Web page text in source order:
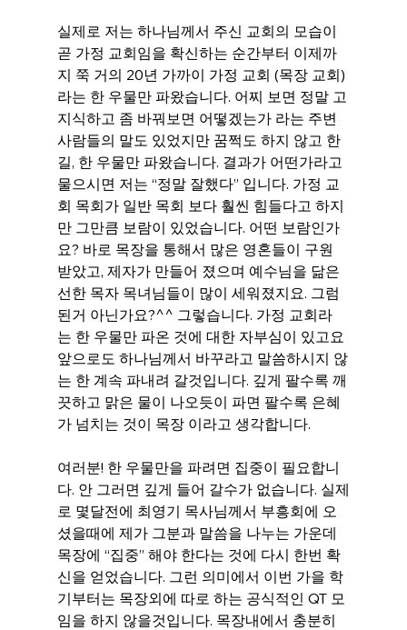
실제로 저는 하나님께서 주신 교회의 모습이
곧 가정 교회임을 확신하는 순간부터 이제까
지 쭉 거의 20년 가까이 가정 교회 (목장 교회)
라는 한 우물만 파왔습니다. 어찌 보면 정말 고
지식하고 좀 바꿔보면 어떻겠는가 라는 주변
사람들의 말도 있었지만 꿈쩍도 하지 않고 한
길, 한 우물만 파왔습니다. 결과가 어떤가라고
물으시면 저는 “정말 잘했다” 입니다. 가정 교
회 목회가 일반 목회 보다 훨씬 힘들다고 하지
만 그만큼 보람이 있었습니다. 어떤 보람인가
요? 바로 목장을 통해서 많은 영혼들이 구원
받았고, 제자가 만들어 졌으며 예수님을 닮은
선한 목자 목녀님들이 많이 세워졌지요. 그럼
된거 아닌가요?^^ 그렇습니다. 가정 교회라
는 한 우물만 파온 것에 대한 자부심이 있고요
앞으로도 하나님께서 바꾸라고 말씀하시지 않
는 한 계속 파내려 갈것입니다. 깊게 팔수록 깨
끗하고 맑은 물이 나오듯이 파면 팔수록 은혜
가 넘치는 것이 목장 이라고 생각합니다.
여러분! 한 우물만을 파려면 집중이 필요합니
다. 안 그러면 깊게 들어 갈수가 없습니다. 실제
로 몇달전에 최영기 목사님께서 부흥회에 오
셨을때에 제가 그분과 말씀을 나누는 가운데
목장에 “집중” 해야 한다는 것에 다시 한번 확
신을 얻었습니다. 그런 의미에서 이번 가을 학
기부터는 목장외에 따로 하는 공식적인 QT 모
임을 하지 않을것입니다. 목장내에서 충분히